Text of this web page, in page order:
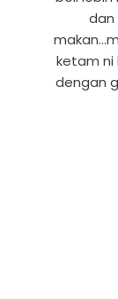
dan
ketam ni
dengan